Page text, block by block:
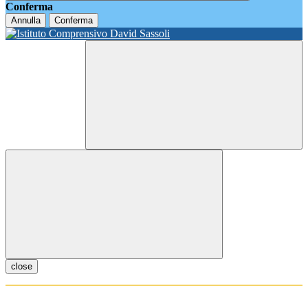
Conferma
Annulla Conferma
close